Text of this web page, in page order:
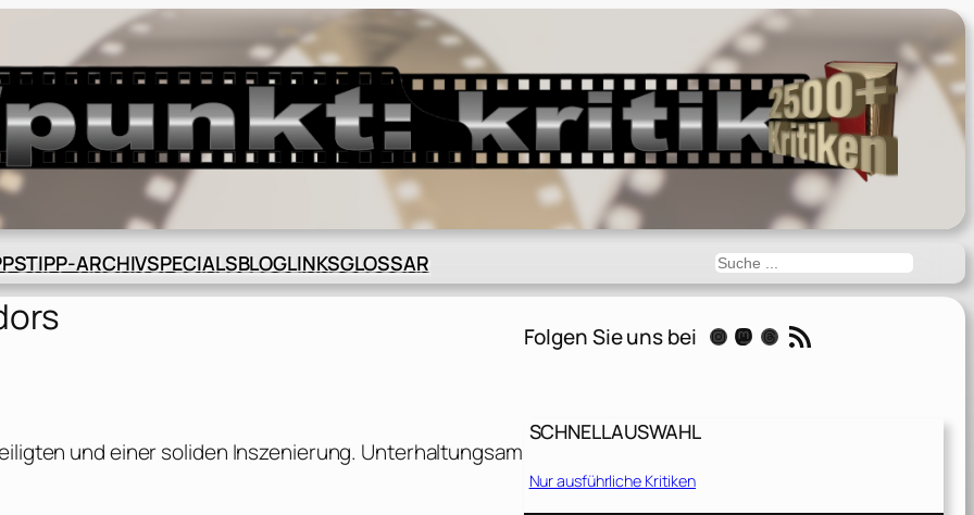
TIPP-ARCHIVSPECIALSBLOGLINKSGLOSSAR Suchen
und einer soliden Inszenierung. Unterhaltungsam
Folgen Sie uns bei Instagram Mastodon Threads RSS-Feed
SCHNELLAUSWAHL
Nur ausführliche Kritiken